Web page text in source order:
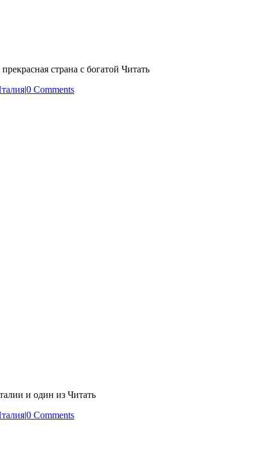
страна с богатой Читать
|0 Comments
и один из Читать
|0 Comments